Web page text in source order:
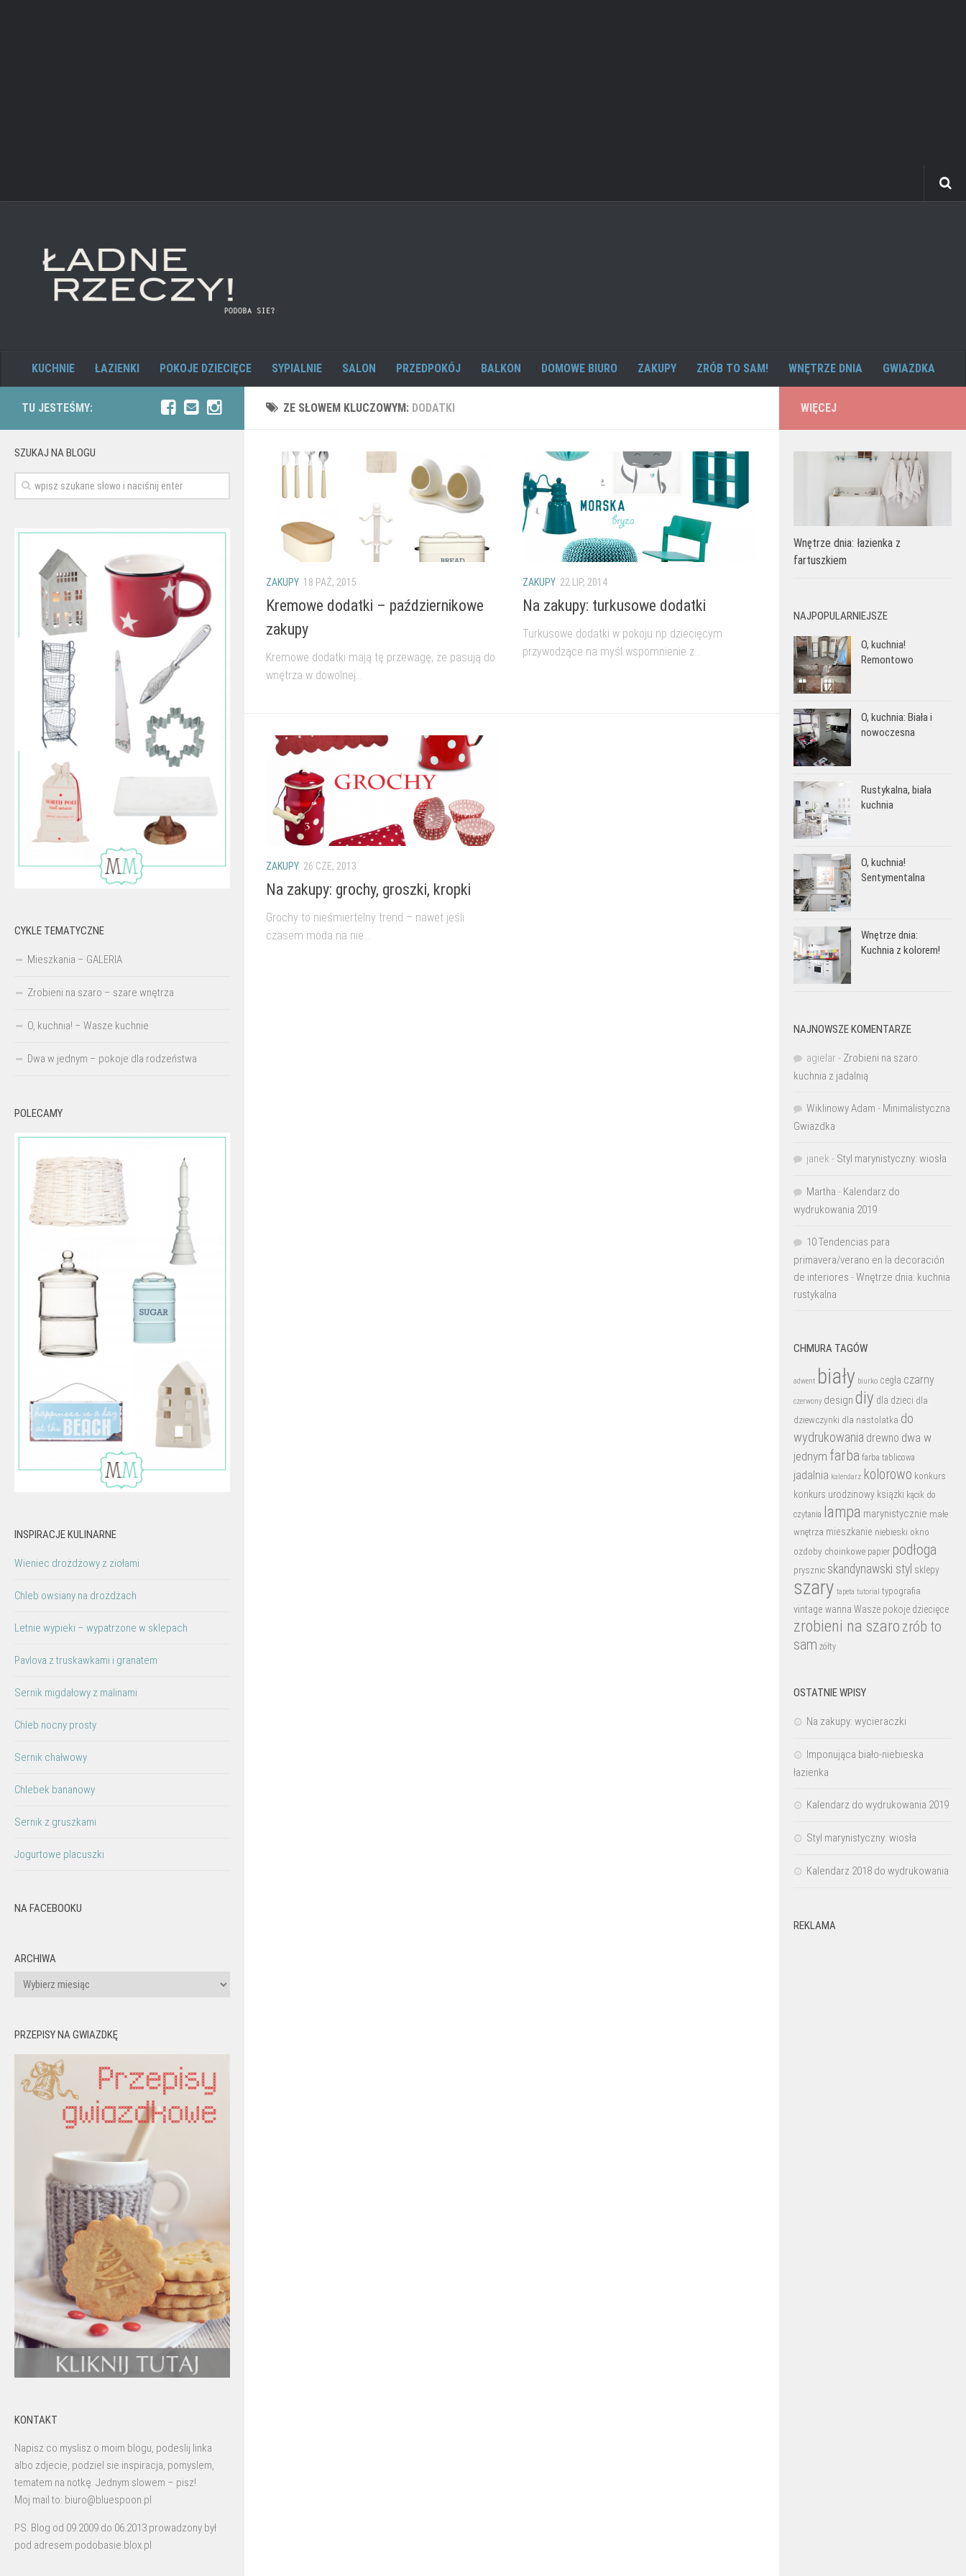
KUCHNIE ŁAZIENKI POKOJE DZIECIĘCE SYPIALNIE SALON PRZEDPOKÓJ BALKON DOMOWE BIURO ZAKUPY ZRÓB TO SAM! WNĘTRZE DNIA GWIAZDKA
ZE SŁOWEM KLUCZOWYM: DODATKI
ZAKUPY 18 PAŹ, 2015
Kremowe dodatki – październikowe
zakupy
Kremowe dodatki mają tę przewagę, że pasują do
wnętrza w dowolnej...
ZAKUPY 22 LIP, 2014
Na zakupy: turkusowe dodatki
Turkusowe dodatki w pokoju np dziecięcym
przywodzące na myśl wspomnienie z...
ZAKUPY 26 CZE, 2013
Na zakupy: grochy, groszki, kropki
Grochy to nieśmiertelny trend – nawet jeśli
czasem moda na nie...
TU JESTEŚMY:
SZUKAJ NA BLOGU
CYKLE TEMATYCZNE
Mieszkania – GALERIA
Zrobieni na szaro – szare wnętrza
O, kuchnia! – Wasze kuchnie
Dwa w jednym – pokoje dla rodzeństwa
POLECAMY
INSPIRACJE KULINARNE
Wieniec drożdżowy z ziołami
Chleb owsiany na drożdżach
Letnie wypieki – wypatrzone w sklepach
Pavlova z truskawkami i granatem
Sernik migdałowy z malinami
Chleb nocny prosty
Sernik chałwowy
Chlebek bananowy
Sernik z gruszkami
Jogurtowe placuszki
NA FACEBOOKU
ARCHIWA
Archiwa
PRZEPISY NA GWIAZDKĘ
KONTAKT
Napisz co myslisz o moim blogu, podeslij linka
albo zdjecie, podziel sie inspiracja, pomyslem,
tematem na notkę. Jednym slowem – pisz!
Moj mail to: biuro@bluespoon.pl
PS. Blog od 09.2009 do 06.2013 prowadzony był
pod adresem podobasie.blox.pl
WIĘCEJ
Wnętrze dnia: łazienka z
fartuszkiem
NAJPOPULARNIEJSZE
O, kuchnia!
Remontowo
O, kuchnia: Biała i
nowoczesna
Rustykalna, biała
kuchnia
O, kuchnia!
Sentymentalna
Wnętrze dnia:
Kuchnia z kolorem!
NAJNOWSZE KOMENTARZE
agielar - Zrobieni na szaro:
kuchnia z jadalnią
Wiklinowy Adam - Minimalistyczna
Gwiazdka
janek - Styl marynistyczny: wiosła
Martha - Kalendarz do
wydrukowania 2019
10 Tendencias para
primavera/verano en la decoración
de interiores -Wnętrze dnia: kuchnia
rustykalna
CHMURA TAGÓW
adwent biały biurko cegła czarny
czerwony design diy dla dzieci dla
dziewczynki dla nastolatka do
wydrukowania drewno dwa w
jednym farba farba tablicowa
jadalnia kalendarz kolorowo konkurs
konkurs urodzinowy książki kącik do
czytania lampa marynistycznie małe
wnętrza mieszkanie niebieski okno
ozdoby choinkowe papier podłoga
prysznic skandynawski styl sklepy
szary tapeta tutorial typografia
vintage wanna Wasze pokoje dziecięce
zrobieni na szaro zrób to
sam żółty
OSTATNIE WPISY
Na zakupy: wycieraczki
Imponująca biało-niebieska
łazienka
Kalendarz do wydrukowania 2019
Styl marynistyczny: wiosła
Kalendarz 2018 do wydrukowania
REKLAMA